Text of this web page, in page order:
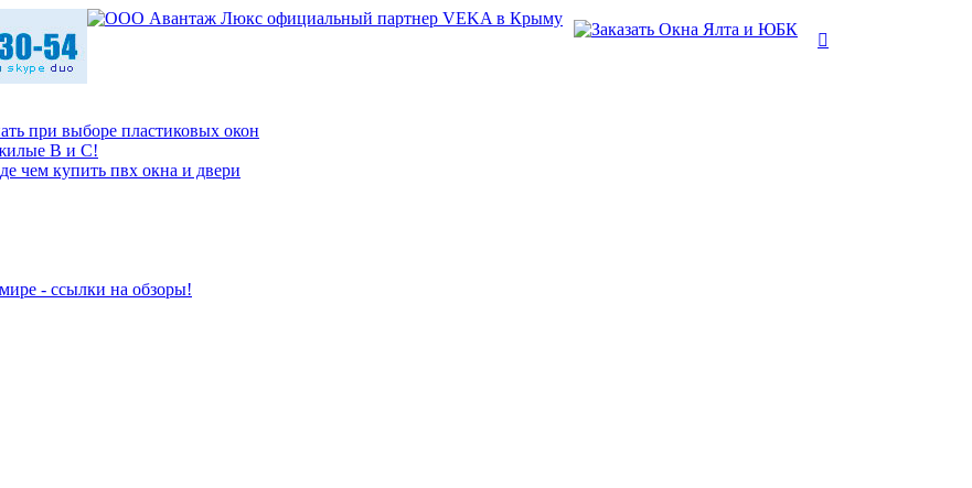
при выборе пластиковых окон
В и С!
чем купить пвх окна и двери
- ссылки на обзоры!